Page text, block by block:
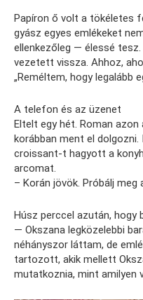
Papíron ő volt a tökéletes
gyász egyes emlékeket
ellenkezőleg — élessé tesz.
vezetett vissza. Ahhoz,
„Reméltem, hogy legalább
A telefon és az üzenet
Eltelt egy hét. Roman
korábban ment el
croissant-t hagyott a
arcomat.
– Korán jövök. Próbálj meg
Húsz perccel azután,
— Okszana legközelebbi
néhányszor láttam, de
tartozott, akik mellett
mutatkoznia, mint amilyen